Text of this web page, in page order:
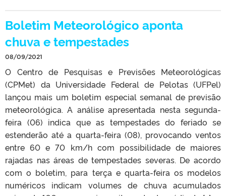
Boletim Meteorológico aponta
chuva e tempestades
08/09/2021
O Centro de Pesquisas e Previsões Meteorológicas
(CPMet) da Universidade Federal de Pelotas (UFPel)
lançou mais um boletim especial semanal de previsão
meteorológica. A análise apresentada nesta segunda-
feira (06) indica que as tempestades do feriado se
estenderão até a quarta-feira (08), provocando ventos
entre 60 e 70 km/h com possibilidade de maiores
rajadas nas áreas de tempestades severas. De acordo
com o boletim, para terça e quarta-feira os modelos
numéricos indicam volumes de chuva acumulados